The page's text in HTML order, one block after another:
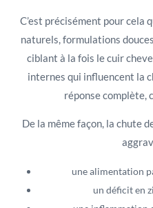
C’est précisément pour cela
naturels, formulations
ciblant à la fois le cuir
internes qui influencent la
réponse complète,
De la même façon, la chute
une alimentation
un déficit en